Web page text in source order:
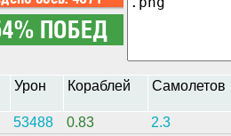
Урон Кораблей Самолетов
53488 0.83 2.3